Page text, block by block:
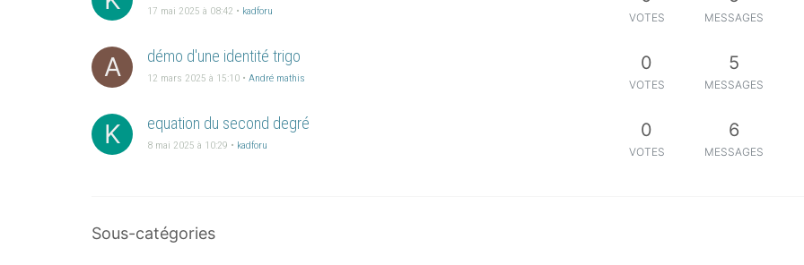
17 mai 2025 à 08:42 • kadforu VOTES MESSAGES
A démo d'une identité trigo
12 mars 2025 à 15:10 • André mathis
0
VOTES
5
MESSAGES
K equation du second degré
8 mai 2025 à 10:29 • kadforu
0
VOTES
6
MESSAGES
Sous-catégories